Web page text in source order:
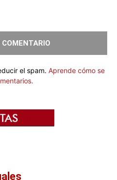
el spam. Aprende cómo se